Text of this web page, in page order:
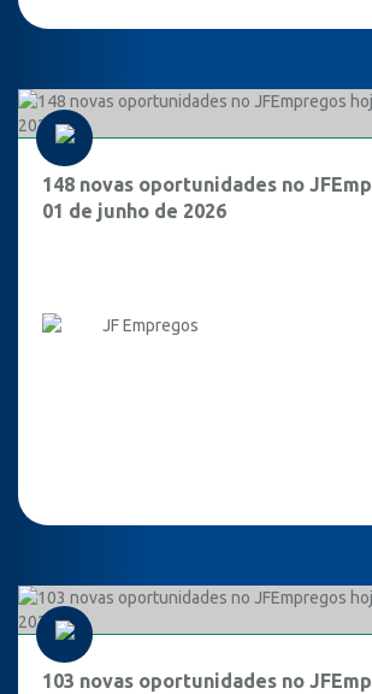
148 novas oportunidades no
01 de junho de 2026
JF Empregos
103 novas oportunidades no